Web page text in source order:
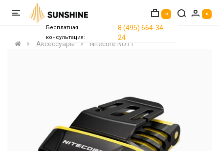
0 0
Бесплатная
консультация:
8 (495) 664-34-
24
Аксессуары
Nitecore NU11